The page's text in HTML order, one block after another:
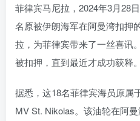
菲律宾马尼拉，2024年3月28
名原被伊朗海军在阿曼湾扣押
拉，为菲律宾带来了一丝喜讯
被扣押，直到最近才成功获释。
据悉，这18名菲律宾海员原属
MV St. Nikolas。该油轮在阿